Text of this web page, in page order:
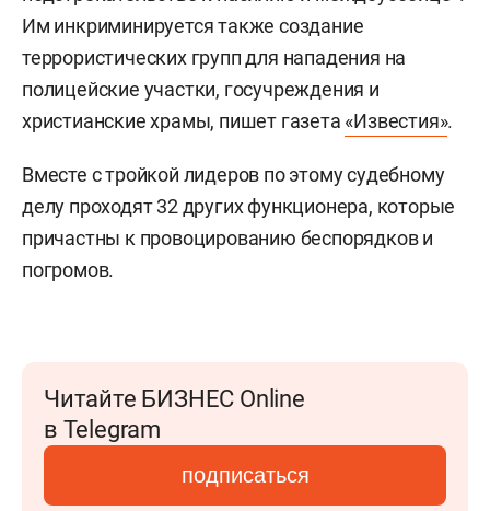
Им инкриминируется также создание
террористических групп для нападения на
полицейские участки, госучреждения и
христианские храмы, пишет газета «Известия».
Вместе с тройкой лидеров по этому судебному
делу проходят 32 других функционера, которые
причастны к провоцированию беспорядков и
погромов.
Читайте БИЗНЕС Online
в Telegram
подписаться